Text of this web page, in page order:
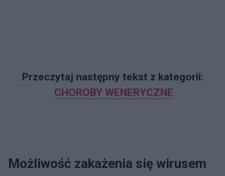
Przeczytaj następny tekst z kategorii:
CHOROBY WENERYCZNE
Możliwość zakażenia się wirusem